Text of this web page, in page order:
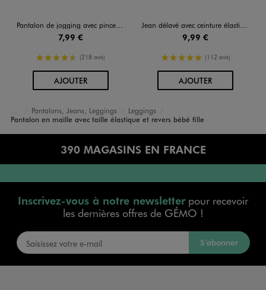
Pantalon de jogging avec pinces bébé fille
7,99 €
4.5/5 de moyenne
(218 avis)
AJOUTERAU PANIER
Jean délavé avec ceinture élastique bébé fille
9,99 €
5/5 de moyenne
(112 avis)
AJOUTERAU PANIER
Accueil
Bébé
Vêtements Fille
Pantalons, Jeans, Leggings
Leggings
Pantalon en maille avec taille élastique et revers bébé fille
390 MAGASINS EN FRANCE
Inscrivez-vous à notre newsletterpour recevoir
les dernières offres de GÉMO !
S’abonner